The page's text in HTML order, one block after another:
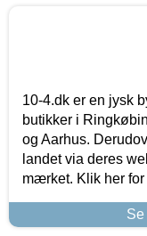
10-4.dk er en jysk
butikker i
og Aarhus.
landet via deres
mærket. Klik her